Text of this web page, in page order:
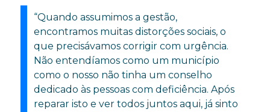
“Quando assumimos a gestão,
encontramos muitas distorções sociais, o
que precisávamos corrigir com urgência.
Não entendíamos como um município
como o nosso não tinha um conselho
dedicado às pessoas com deficiência. Após
reparar isto e ver todos juntos aqui, já sinto